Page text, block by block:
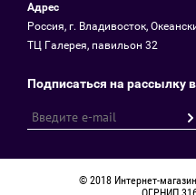
Адрес
Россия, г. Владивосток,
ТЦ Галерея, павильон 32
Подписаться на
© 2018 Интернет-